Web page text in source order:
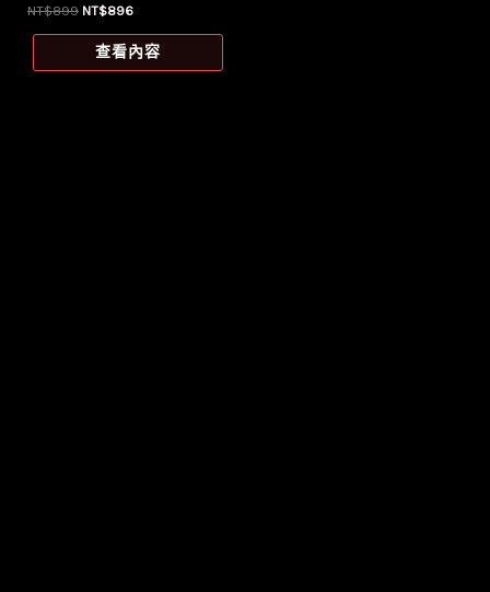
NT$899 原
格：
NT$896目
價
格：
查看內容